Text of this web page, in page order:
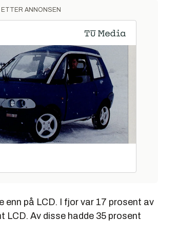
ANNONSEN
på LCD. I fjor var 17 prosent av
LCD. Av disse hadde 35 prosent